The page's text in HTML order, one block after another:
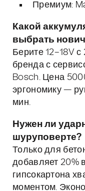
Премиум:
Какой
выбрать
Берите 12–18V
бренда с
Bosch. Цена
эргономику —
мин.
Нужен ли
шуруповерте?
Только для
добавляет 20%
гипсокартона
моментом.